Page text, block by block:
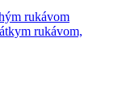
rukávom
rukávom,